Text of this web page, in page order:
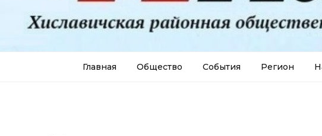
Главная Общество События Регион